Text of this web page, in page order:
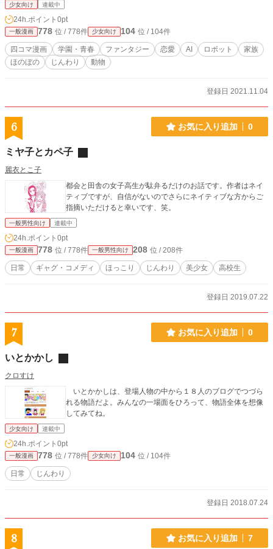
少女向け 連載中
24h.ポイント 0pt
一般漫画 778 位 / 778件 少女向け 104 位 / 104件
四コマ漫画 学園・青春 ファンタジー 恋愛 AI ロボット
家族
ほのぼの
じんわり 動物
登録日 2021.11.04
6 お気に入り追加 0
ミヤ子とカペ子
麗衣とこ子
都会と田舎の女子高生が駄弁るだけのお話です。作者はネイ
ティブですが、自信がないのでさらにネイティブな方からご
指摘いただけると幸いです、笑。
一般男性向け 連載中
24h.ポイント 0pt
一般漫画 778 位 / 778件 一般男性向け 208 位 / 208件
日常 ギャグ・コメディ ほっこり じんわり 美少女 高校生
登録日 2019.07.22
7 お気に入り追加 0
いとかかし
クロすけ
いとかかしは、登場人物の中から１８人のブログでつづら
れる物語だよ。みんなの一場面をひろって、物語全体を想像
してみてね。
少女向け 連載中
24h.ポイント 0pt
一般漫画 778 位 / 778件 少女向け 104 位 / 104件
日常 じんわり
登録日 2018.07.24
8 お気に入り追加 7